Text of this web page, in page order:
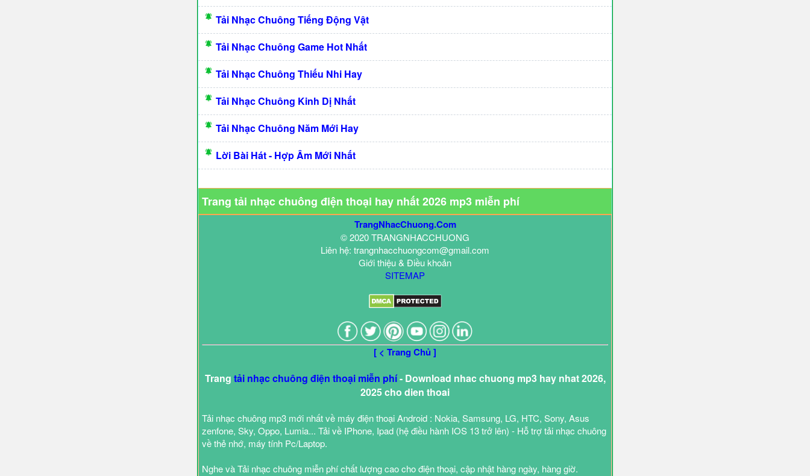
Tải Nhạc Chuông Tiếng Động Vật
Tải Nhạc Chuông Game Hot Nhất
Tải Nhạc Chuông Thiếu Nhi Hay
Tải Nhạc Chuông Kinh Dị Nhất
Tải Nhạc Chuông Năm Mới Hay
Lời Bài Hát - Hợp Âm Mới Nhất
Trang tải nhạc chuông điện thoại hay nhất 2026 mp3 miễn phí
TrangNhacChuong.Com
© 2020 TRANGNHACCHUONG
Liên hệ: trangnhacchuongcom@gmail.com
Giới thiệu & Điều khoản
SITEMAP
[ < Trang Chủ ]
Trang tải nhạc chuông điện thoại miễn phí- Download nhac chuong mp3 hay nhat 2026,
2025 cho dien thoai
Tải nhạc chuông mp3 mới nhất về máy điện thoại Android : Nokia, Samsung, LG, HTC, Sony, Asus
zenfone, Sky, Oppo, Lumia... Tải về IPhone, Ipad (hệ điều hành IOS 13 trở lên) - Hỗ trợ tải nhạc chuông
về thẻ nhớ, máy tính Pc/Laptop.
Nghe và Tải nhạc chuông miễn phí chất lượng cao cho điện thoại, cập nhật hàng ngày, hàng giờ.